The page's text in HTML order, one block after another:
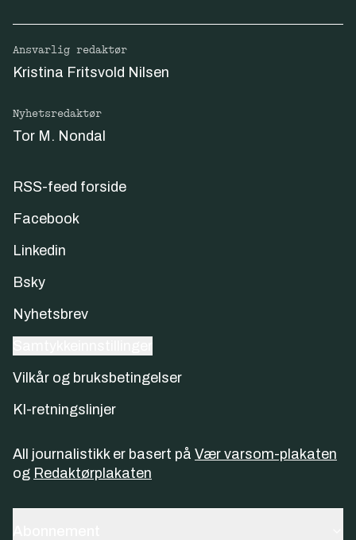
Ansvarlig redaktør
Kristina Fritsvold Nilsen
Nyhetsredaktør
Tor M. Nondal
RSS-feed forside
Facebook
Linkedin
Bsky
Nyhetsbrev
Vilkår og bruksbetingelser
KI-retningslinjer
All journalistikk er basert på Vær varsom-plakaten
og Redaktørplakaten